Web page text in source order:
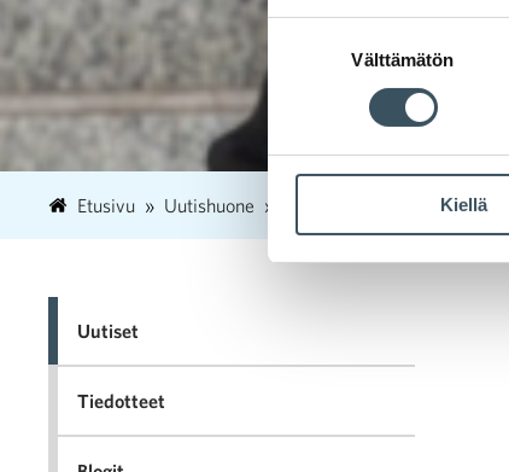
Välttämätön
Kiellä
Etusivu Uutishuone 19
Uutiset
Tiedotteet